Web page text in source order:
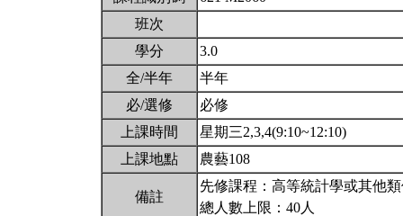
班次
學分
3.0
全/半年
半年
必/選修
必修
上課時間
星期三2,3,4(9:10~12:10)
上課地點
農藝108
備註
先修課程：高等統計學或其他
總人數上限：40人